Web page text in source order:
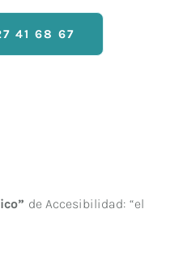
41 68 67
de Accesibilidad: “el